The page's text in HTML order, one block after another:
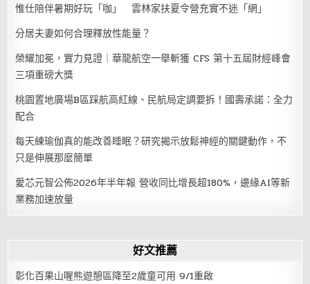
惟仕陪伴暑期好玩「咖」 雲林家扶夏令營充實不迷「網」
分居夫妻如何合理釋放性能量？
榮耀加冕，實力見證｜華龍航空一舉斬獲 CFS 第十五屆財經峰會
三項重磅大獎
桃園置地廣場B區踩航高紅線、民航局定調要拆！國壽承諾：全力
配合
每天練瑜伽真的能改善睡眠？研究揭示放鬆神經的關鍵動作，不
只是伸展那麼簡單
愛芯元智公佈2026年半年報 營收同比增長超180%，邊緣AI等新
業務加速放量
好文推薦
彰化百果山喔熊遊憩區降至2歲童可用 9/1重啟